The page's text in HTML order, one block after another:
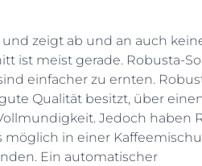
zeigt ab und an auch
ist meist gerade. Robusta-
einfacher zu ernten.
Qualität besitzt, über
Jedoch haben
möglich in einer
Ein automatischer